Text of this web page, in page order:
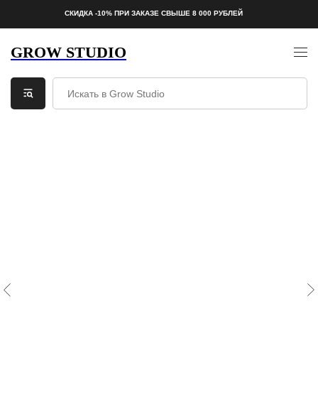
СКИДКА -10% ПРИ ЗАКАЗЕ СВЫШЕ 8 000 РУБЛЕЙ
GROW STUDIO